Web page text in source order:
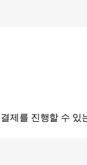
제를 진행할 수 있